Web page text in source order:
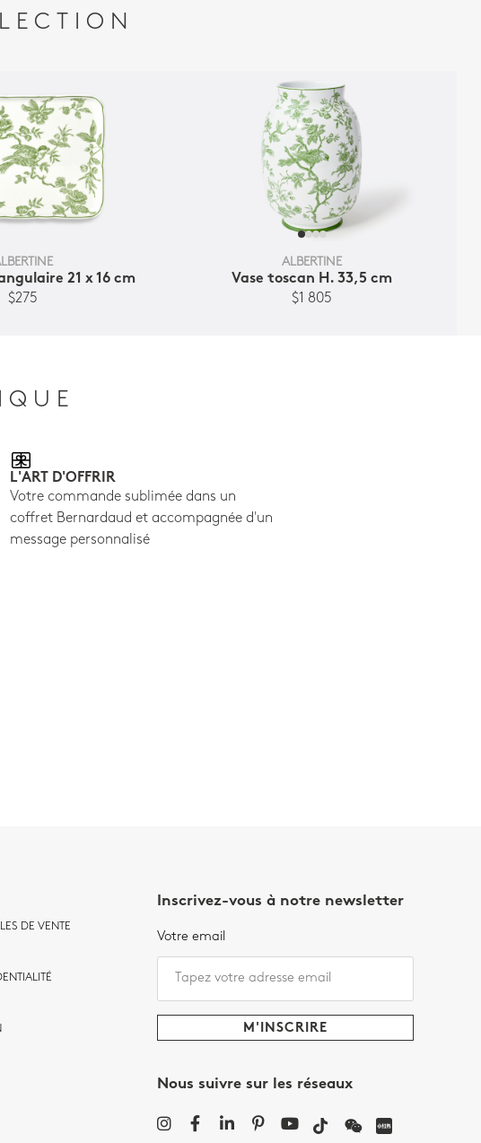
21 x 16 cm
$275
ALBERTINE
Vase toscan H. 33,5 cm
$1 805
L'ART D'OFFRIR
Votre commande sublimée dans un
coffret Bernardaud et accompagnée d'un
message personnalisé
DE VENTE
Nous suivre sur les réseaux
Inscrivez-vous à notre newsletter
Votre email